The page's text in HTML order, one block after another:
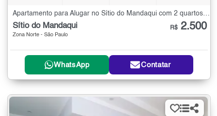
Apartamento para Alugar no Sítio do Mandaqui com 2 quartos - 47 m²
Sítio do Mandaqui
Zona Norte - São Paulo
R$ 2.500
WhatsApp Contatar